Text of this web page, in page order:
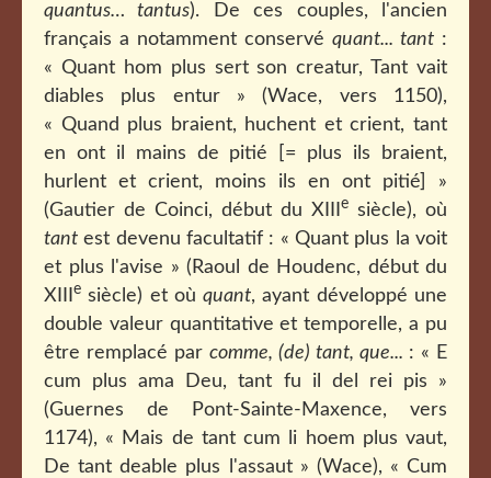
quantus… tantus). De ces couples, l'ancien
français a notamment conservé quant... tant :
« Quant hom plus sert son creatur, Tant vait
diables plus entur » (Wace, vers 1150),
« Quand plus braient, huchent et crient, tant
en ont il mains de pitié [= plus ils braient,
hurlent et crient, moins ils en ont pitié] »
(Gautier de Coinci, début du XIII
e siècle), où
tant est devenu facultatif : « Quant plus la voit
et plus l'avise » (Raoul de Houdenc, début du
XIII
e siècle) et oùquant, ayant développé une
double valeur quantitative et temporelle, a pu
être remplacé par comme, (de) tant, que... : « E
cum plus ama Deu, tant fu il del rei pis »
(Guernes de Pont-Sainte-Maxence, vers
1174), « Mais de tant cum li hoem plus vaut,
De tant deable plus l'assaut » (Wace), « Cum